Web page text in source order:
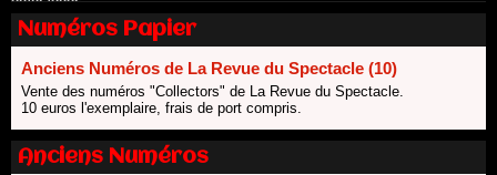
Les 10 lauréats du Fonds Grandes Formes Théâtre 2026
SACD
13/06/2026
Nomination de Nathalie Garraud et Olivier Saccomano à la
direction du Théâtre de Gennevilliers - CDN
Dispositif SACD Auteurs d'espaces : les lauréats 2026
18/03/2026
Numéros Papier
Anciens Numéros de La Revue du Spectacle (10)
Vente des numéros "Collectors" de La Revue du Spectacle.
10 euros l'exemplaire, frais de port compris.
Anciens Numéros